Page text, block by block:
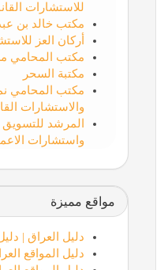
للاستشارات
مكتب خالد بن
أركان العز
مكتب المحامي
مكتبة السحر
مكتب المحامي
والاستشارات
المرشد للتسويق
واستشارات
مواقع مميزة
دليل العراق |
دليل المواقع